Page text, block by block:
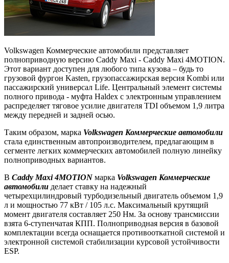
Volkswagen Коммерческие автомобили представляет
полноприводную версию Caddy Maxi - Caddy Maxi 4MOTION.
Этот вариант доступен для любого типа кузова – будь то
грузовой фургон Kasten, грузопассажирская версия Kombi или
пассажирский универсал Life. Центральный элемент системы
полного привода - муфта Haldex с электронным управлением
распределяет тяговое усилие двигателя TDI объемом 1,9 литра
между передней и задней осью.
Таким образом, марка Volkswagen Коммерческие автомобили
стала единственным автопроизводителем, предлагающим в
сегменте легких коммерческих автомобилей полную линейку
полноприводных вариантов.
В Caddy Maxi 4MOTION марка Volkswagen Коммерческие
автомобили делает ставку на надежный
четырехцилиндровый турбодизельный двигатель объемом 1,9
л и мощностью 77 кВт / 105 л.с. Максимальный крутящий
момент двигателя составляет 250 Нм. За основу трансмиссии
взята 6-ступенчатая КПП. Полноприводная версия в базовой
комплектации всегда оснащается противооткатной системой и
электронной системой стабилизации курсовой устойчивости
ESP.